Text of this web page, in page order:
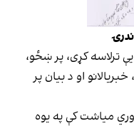
واک یې ترلاسه کړی، پر ښځو،
او د بیان پر
وزارت د ۱۴۰۳ کال په وري میاشت کې په یوه